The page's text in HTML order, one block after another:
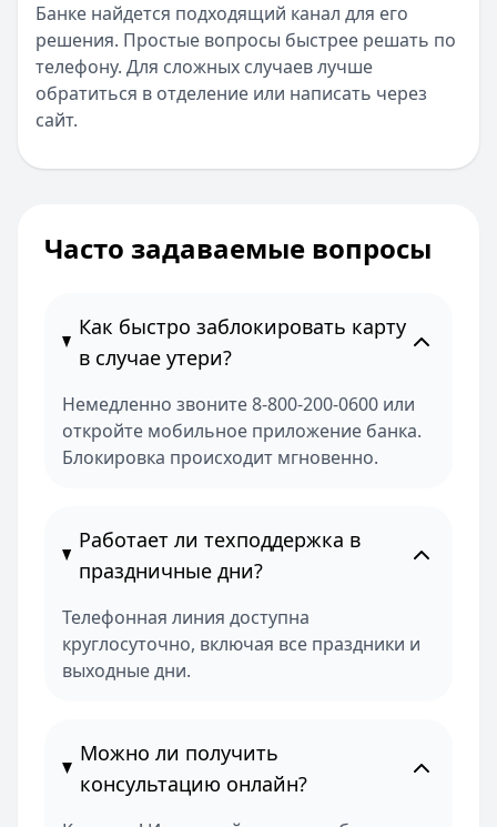
Банке найдется подходящий канал для его
решения. Простые вопросы быстрее решать по
телефону. Для сложных случаев лучше
обратиться в отделение или написать через
сайт.
Часто задаваемые вопросы
Как быстро заблокировать карту
в случае утери?
Немедленно звоните 8-800-200-0600 или
откройте мобильное приложение банка.
Блокировка происходит мгновенно.
Работает ли техподдержка в
праздничные дни?
Телефонная линия доступна
круглосуточно, включая все праздники и
выходные дни.
Можно ли получить
консультацию онлайн?